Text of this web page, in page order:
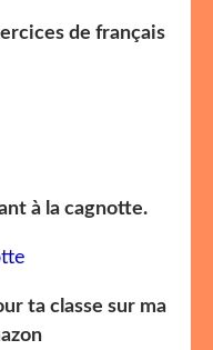
de français
à la cagnotte.
ta classe sur ma